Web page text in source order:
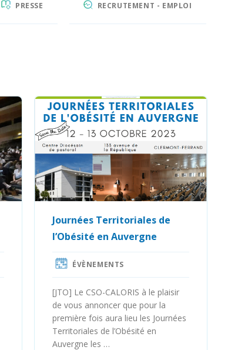
PRESSE RECRUTEMENT - EMPLOI
Journées Territoriales de
l’Obésité en Auvergne
ÉVÈNEMENTS
[JTO] Le CSO-CALORIS à le plaisir
de vous annoncer que pour la
première fois aura lieu les Journées
Territoriales de l’Obésité en
Auvergne les …